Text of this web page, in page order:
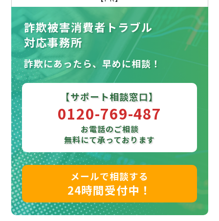
詐欺被害消費者トラブル
対応事務所
詐欺にあったら、早めに相談！
【サポート相談窓口】
0120-769-487
お電話のご相談
無料にて承っております
メールで相談する
24時間受付中！